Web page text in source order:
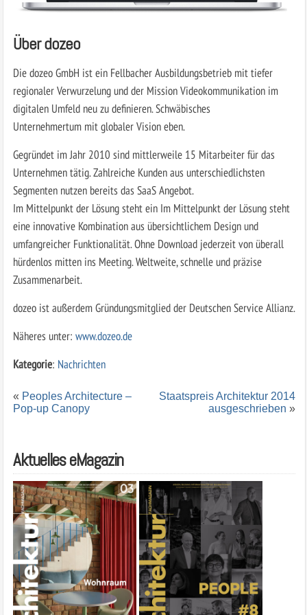
Über dozeo
Die dozeo GmbH ist ein Fellbacher Ausbildungsbetrieb mit tiefer
regionaler Verwurzelung und der Mission Videokommunikation im
digitalen Umfeld neu zu definieren. Schwäbisches
Unternehmertum mit globaler Vision eben.
Gegründet im Jahr 2010 sind mittlerweile 15 Mitarbeiter für das
Unternehmen tätig. Zahlreiche Kunden aus unterschiedlichsten
Segmenten nutzen bereits das SaaS Angebot.
Im Mittelpunkt der Lösung steht ein Im Mittelpunkt der Lösung steht
eine innovative Kombination aus übersichtlichem Design und
umfangreicher Funktionalität. Ohne Download jederzeit von überall
hürdenlos mitten ins Meeting. Weltweite, schnelle und präzise
Zusammenarbeit.
dozeo ist außerdem Gründungsmitglied der Deutschen Service Allianz.
Näheres unter: www.dozeo.de
Kategorie: Nachrichten
« Peoples Architecture –
Pop-up Canopy
Staatspreis Architektur 2014
ausgeschrieben »
Aktuelles eMagazin